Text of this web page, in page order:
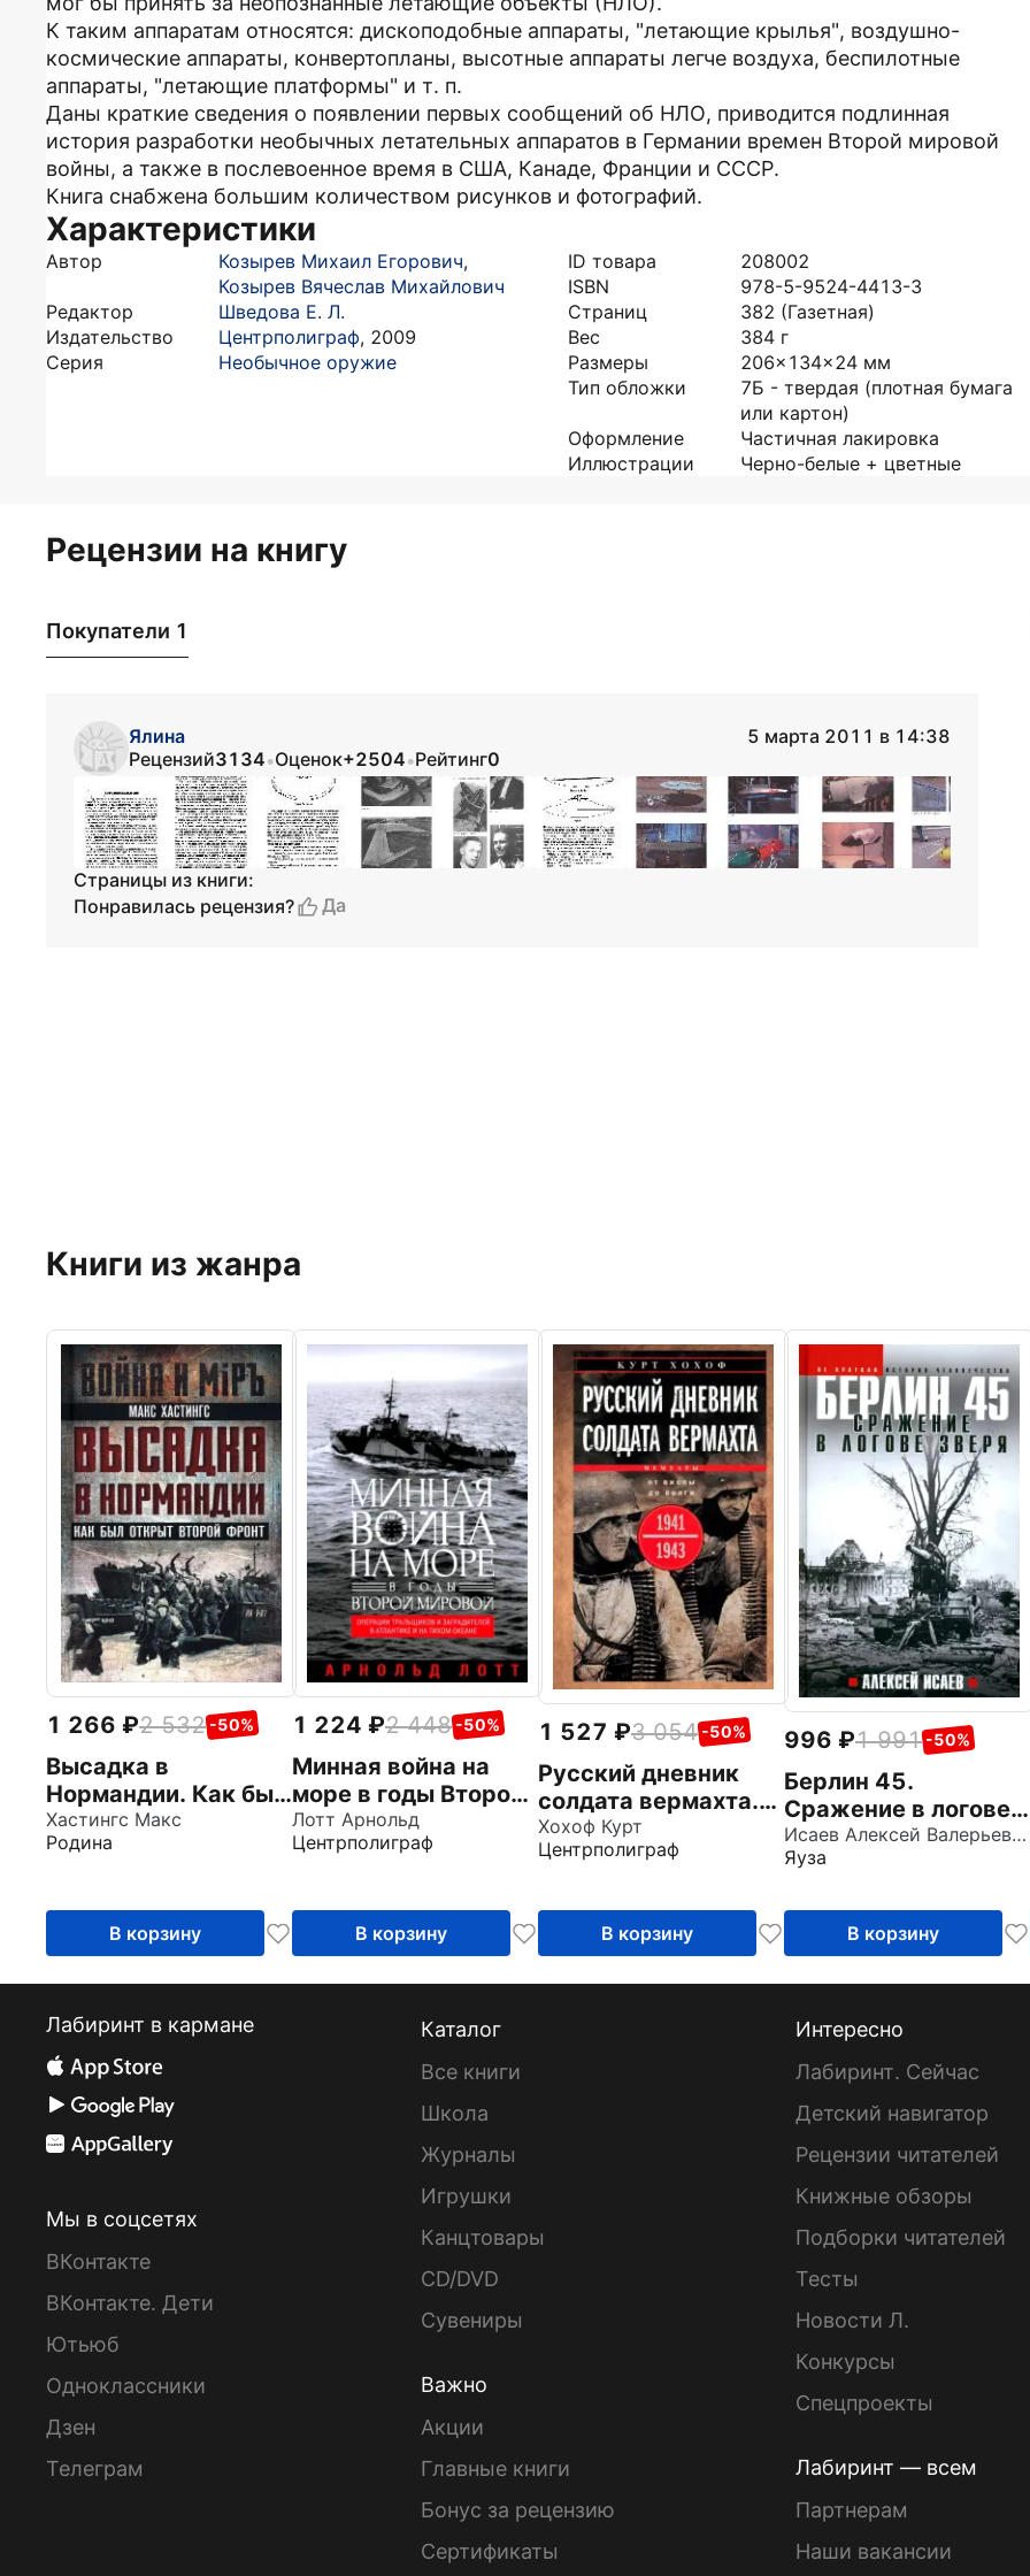
К таким аппаратам относятся: дископодобные аппараты, "летающие крылья", воздушно-
космические аппараты, конвертопланы, высотные аппараты легче воздуха, беспилотные
аппараты, "летающие платформы" и т. п.
Даны краткие сведения о появлении первых сообщений об НЛО, приводится подлинная
история разработки необычных летательных аппаратов в Германии времен Второй мировой
войны, а также в послевоенное время в США, Канаде, Франции и СССР.
Книга снабжена большим количеством рисунков и фотографий.
Характеристики
Автор Козырев Михаил Егорович,
Козырев Вячеслав Михайлович
Редактор
Шведова Е. Л.
Издательство
Центрполиграф, 2009
Серия
Необычное оружие
ID товара
208002
ISBN
978-5-9524-4413-3
Страниц
382 (Газетная)
Вес
384 г
Размеры
206x134x24 мм
Тип обложки
7Б - твердая (плотная бумага
или картон)
Оформление
Частичная лакировка
Иллюстрации
Черно-белые + цветные
Рецензии на книгу
Покупатели 1
Ялина
5 марта 2011 в 14:38
Рецензий3134•Оценок+2504•Рейтинг0
Страницы из книги:
Понравилась рецензия?
Да
Книги из жанра
1 266 2 532 -50%
Высадка в
Нормандии. Как был
открыт Второй
фронт
Хастингс Макс
Родина
В корзину
1 224 2 448 -50%
Минная война на
море в годы Второй
мировой. Операции
тральщиков и
Лотт Арнольд
Центрполиграф
В корзину
1 527 3 054 -50%
Русский дневник
солдата вермахта.
От Вислы до Волги.
1941-1943
Хохоф Курт
Центрполиграф
В корзину
996 1 991 -50%
Берлин 45.
Сражение в логове
зверя
Исаев Алексей Валерьевич
Яуза
В корзину
Лабиринт в кармане
Мы в соцсетях
ВКонтакте
ВКонтакте. Дети
Ютьюб
Одноклассники
Дзен
Телеграм
Каталог
Все книги
Школа
Журналы
Игрушки
Канцтовары
CD/DVD
Сувениры
Важно
Акции
Главные книги
Бонус за рецензию
Сертификаты
Интересно
Лабиринт. Сейчас
Детский навигатор
Рецензии читателей
Книжные обзоры
Подборки читателей
Тесты
Новости Л.
Конкурсы
Спецпроекты
Лабиринт — всем
Партнерам
Наши вакансии